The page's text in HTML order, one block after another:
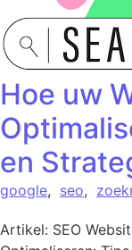
Hoe uw
en
google, seo,
Artikel: SEO